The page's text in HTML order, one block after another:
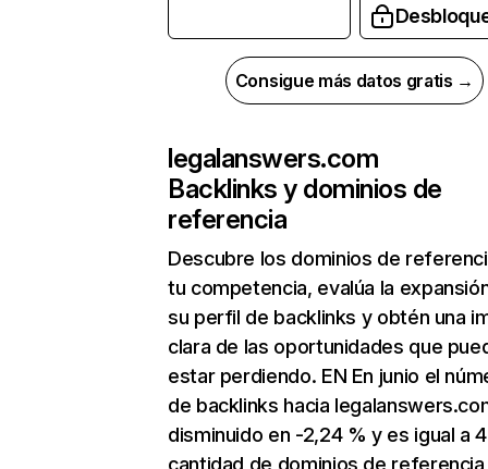
Consigue más datos gratis →
legalanswers.com
Backlinks y dominios de
referencia
Descubre los dominios de
tu competencia, evalúa la
su perfil de backlinks y obtén una
clara de las oportunidades que
estar perdiendo. EN En junio el
de backlinks hacia
disminuido en -2,24 % y es igual a
cantidad de dominios de referencia